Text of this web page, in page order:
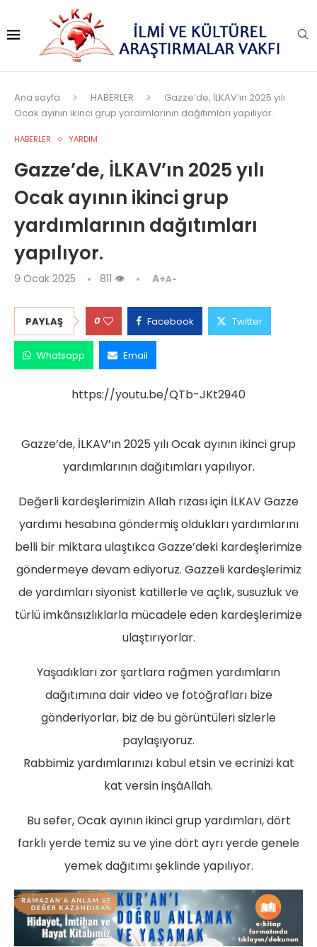
Ana sayfa HABERLER
Gazze’de, İLKAV’ın 2025 yılı
Ocak ayının ikinci grup yardımlarının dağıtımları yapılıyor.
HABERLER YARDIM
Gazze’de, İLKAV’ın 2025 yılı
Ocak ayının ikinci grup
yardımlarının dağıtımları
yapılıyor.
9 Ocak 2025 811 👁 A+A-
PAYLAŞ 0 Facebook Twitter
Whatsapp Email
https://youtu.be/QTb-JKt2940
Gazze’de, İLKAV’ın 2025 yılı Ocak ayının ikinci grup
yardımlarının dağıtımları yapılıyor.
Değerli kardeşlerimizin Allah rızası için İLKAV Gazze
yardımı hesabına göndermiş oldukları yardımlarını
belli bir miktara ulaştıkca Gazze’deki kardeşlerimize
göndermeye devam ediyoruz. Gazzeli kardeşlerimiz
de yardımları siyonist katillerle ve açlık, susuzluk ve
türlü imkânsızlıklarla mücadele eden kardeşlerimize
ulaştırıyorlar.
Yaşadıkları zor şartlara rağmen yardımların
dağıtımına dair video ve fotoğrafları bize
gönderiyorlar, biz de bu görüntüleri sizlerle
paylaşıyoruz.
Rabbimiz yardımlarınızı kabul etsin ve ecrinizi kat
kat versin inşâAllah.
Bu sefer, Ocak ayının ikinci grup yardımları, dört
farklı yerde temiz su ve yine dört ayrı yerde genele
yemek dağıtımı şeklinde yapılıyor.